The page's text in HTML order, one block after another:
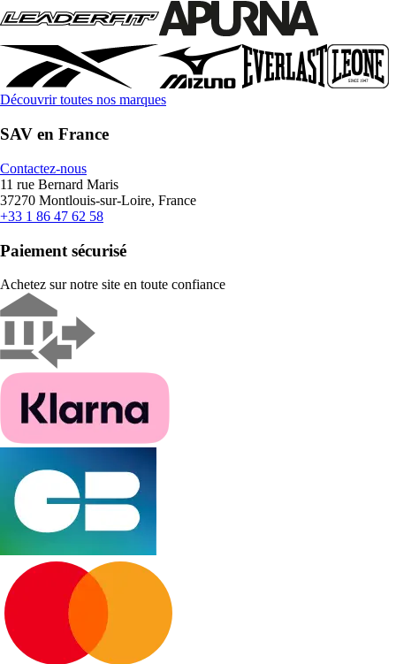
Découvrir toutes nos marques
SAV en France
Contactez-nous
11 rue Bernard Maris
37270 Montlouis-sur-Loire, France
+33 1 86 47 62 58
Paiement sécurisé
Achetez sur notre site en toute confiance